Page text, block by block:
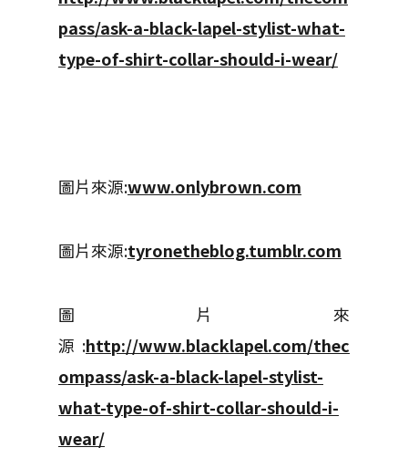
pass/ask-a-black-lapel-stylist-what-
type-of-shirt-collar-should-i-wear/
圖片來源:www.onlybrown.com
圖片來源:tyronetheblog.tumblr.com
圖片來
源:http://www.blacklapel.com/thec
ompass/ask-a-black-lapel-stylist-
what-type-of-shirt-collar-should-i-
wear/